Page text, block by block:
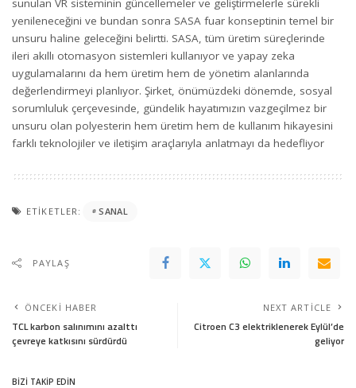
sunulan VR sisteminin güncellemeler ve geliştirmelerle sürekli
yenileneceğini ve bundan sonra SASA fuar konseptinin temel bir
unsuru haline geleceğini belirtti. SASA, tüm üretim süreçlerinde
ileri akıllı otomasyon sistemleri kullanıyor ve yapay zeka
uygulamalarını da hem üretim hem de yönetim alanlarında
değerlendirmeyi planlıyor. Şirket, önümüzdeki dönemde, sosyal
sorumluluk çerçevesinde, gündelik hayatımızın vazgeçilmez bir
unsuru olan polyesterin hem üretim hem de kullanım hikayesini
farklı teknolojiler ve iletişim araçlarıyla anlatmayı da hedefliyor
ETIKETLER: SANAL
PAYLAŞ
ÖNCEKI HABER
TCL karbon salınımını azalttı
çevreye katkısını sürdürdü
NEXT ARTICLE
Citroen C3 elektriklenerek Eylül’de
geliyor
BİZİ TAKİP EDİN